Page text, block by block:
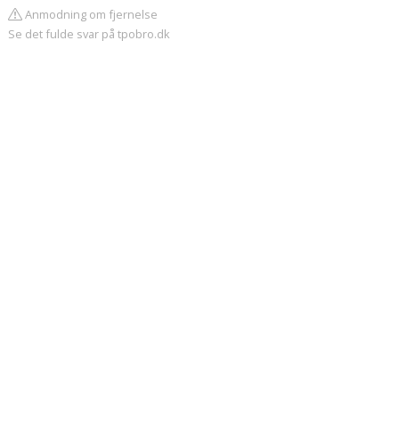
Anmodning om fjernelse
Se det fulde svar på tpobro.dk